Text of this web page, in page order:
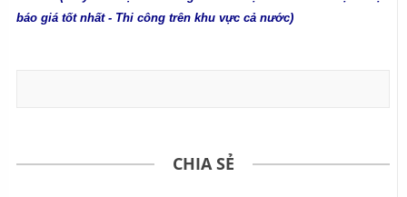
báo giá tốt nhất - Thi công trên khu vực cả nước)
CHIA SẺ